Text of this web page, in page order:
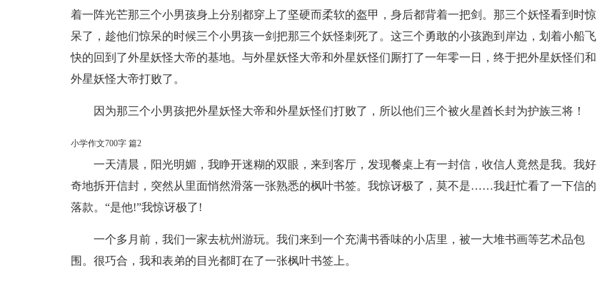
着一阵光芒那三个小男孩身上分别都穿上了坚硬而柔软的盔甲，身后都背着一把剑。那三个妖怪看到时惊
呆了，趁他们惊呆的时候三个小男孩一剑把那三个妖怪刺死了。这三个勇敢的小孩跑到岸边，划着小船飞
快的回到了外星妖怪大帝的基地。与外星妖怪大帝和外星妖怪们厮打了一年零一日，终于把外星妖怪们和
外星妖怪大帝打败了。
因为那三个小男孩把外星妖怪大帝和外星妖怪们打败了，所以他们三个被火星酋长封为护族三将！
小学作文700字 篇2
一天清晨，阳光明媚，我睁开迷糊的双眼，来到客厅，发现餐桌上有一封信，收信人竟然是我。我好
奇地拆开信封，突然从里面悄然滑落一张熟悉的枫叶书签。我惊讶极了，莫不是……我赶忙看了一下信的
落款。“是他!”我惊讶极了!
一个多月前，我们一家去杭州游玩。我们来到一个充满书香味的小店里，被一大堆书画等艺术品包
围。很巧合，我和表弟的目光都盯在了一张枫叶书签上。